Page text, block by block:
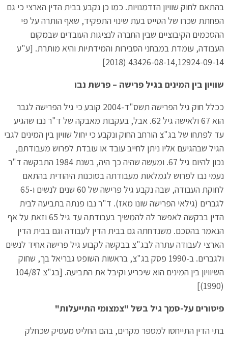
בהתאם לחוק שוויון הזדמנויות. כמו כן נקבע בבית הדין הארצי כי גם
הפחתת שכרו של הטייס בעת שינוי התפקיד, שאף הותרה על פי
ההסכמים הקיבוציים שבין החברה לנציגות העובדים שבמקום
העבודה, עומדת במבחני הסבירות והמידתיות והיא מותרת. [ע"ע
43426-08-14,12924-09-14 (2018]
שוויון בין המינים בגיל פרישה – פרשת נבו
ככלל חוק גיל הפרישה תשס"ד-2004 קובע כי גיל הפרישה לגבר
הוא 67 ולאישה גיל 62. אבל, בעקבות מאבקה של ד"ר נבו שהגיע
עד לפתחו של בג"צ הורחב החוק ונקבע כי יחול שוויון בין המינים לגבי
הגיל שבהגיעם אליו ניתן לחייב עובד או עובדת לפרוש מעבודתם,
נכון להיום גיל 67. ומעשה שהיה כך היה, בשנת 1984 התבקשה ד"ר
נעמי נבו לפרוש לגמלאות מעבודתה בסוכנות היהודית בהתאם
לחוקת העבודה, שבה נקבע גיל פרישה של 60 שנים לנשים ו-65
לגברים (גילאי הפרישה שונו מאז). ד"ר נבו פנתה בתביעה לבית
הדין בבקשה לאפשר לה להמשיך בעבודתה עד גיל 65 וזאת על אף
הנאמר בהסכם. משנדחתה גם בבית הדין לעבודה וגם בבית הדין
הארצי לעבודה עתרה לבג"צ בבקשה לקבוע גיל פרישה אחיד לנשים
ולגברים. ב-1990 פסק בג"צ, בראשות השופט גבריאל בך, שחוק
השיוויון בין המינים הוא שיכריע וקיבל את התביעה. [בג"צ 104/87
(1990)]
פיטורים על-סמך גיל בשל "צמצומי התייעלות"
בתי הדין התייחסו למספר מקרים, בהם החליט מעסיק שכחלק